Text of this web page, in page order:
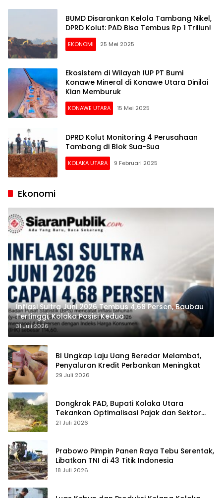
BUMD Disarankan Kelola Tambang Nikel,
DPRD Kolut: PAD Bisa Tembus Rp 1 Triliun!
EKONOMI 25 Mei 2025
Ekosistem di Wilayah IUP PT Bumi
Konawe Mineral di Konawe Utara Dinilai
Kian Memburuk
KONAWE UTARA 15 Mei 2025
DPRD Kolut Monitoring 4 Perusahaan
Tambang di Blok Sua-Sua
KOLAKA UTARA 9 Februari 2025
Ekonomi
Inflasi Sultra Juni 2026 Tembus 4,68 Persen, Baubau
Tertinggi, Kolaka Posisi Kedua
31 Juli 2026
BI Ungkap Laju Uang Beredar Melambat,
Penyaluran Kredit Perbankan Meningkat
29 Juli 2026
Dongkrak PAD, Bupati Kolaka Utara
Tekankan Optimalisasi Pajak dan Sektor
Tambang
21 Juli 2026
Prabowo Pimpin Panen Raya Tebu Serentak,
Libatkan TNI di 43 Titik Indonesia
18 Juli 2026